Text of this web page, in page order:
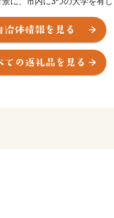
幸都市(けんこうとし)を目指
す。
願いします！